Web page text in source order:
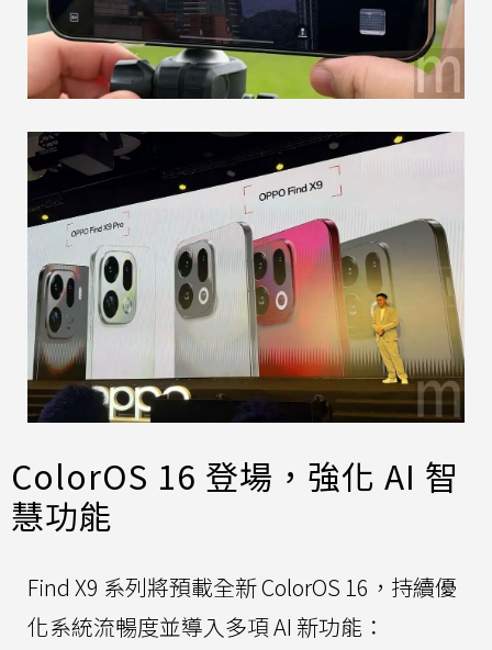
ColorOS 16 登場，強化 AI 智
慧功能
Find X9 系列將預載全新 ColorOS 16，持續優
化系統流暢度並導入多項 AI 新功能：